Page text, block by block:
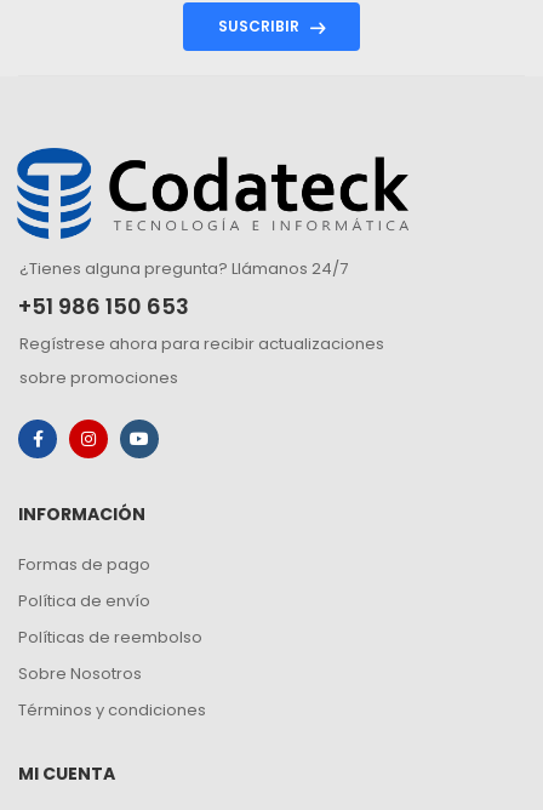
SUSCRIBIR
¿Tienes alguna pregunta? Llámanos 24/7
+51 986 150 653
Regístrese ahora para recibir actualizaciones
sobre promociones
INFORMACIÓN
Formas de pago
Política de envío
Políticas de reembolso
Sobre Nosotros
Términos y condiciones
MI CUENTA